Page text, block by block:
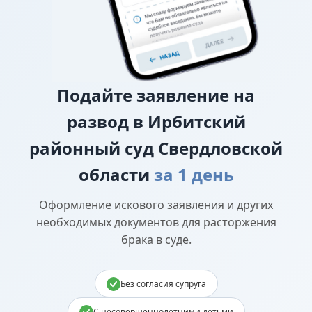
Подайте заявление на
развод в Ирбитский
районный суд Свердловской
области за 1 день
Оформление искового заявления и других
необходимых документов для расторжения
брака в суде.
Без согласия супруга